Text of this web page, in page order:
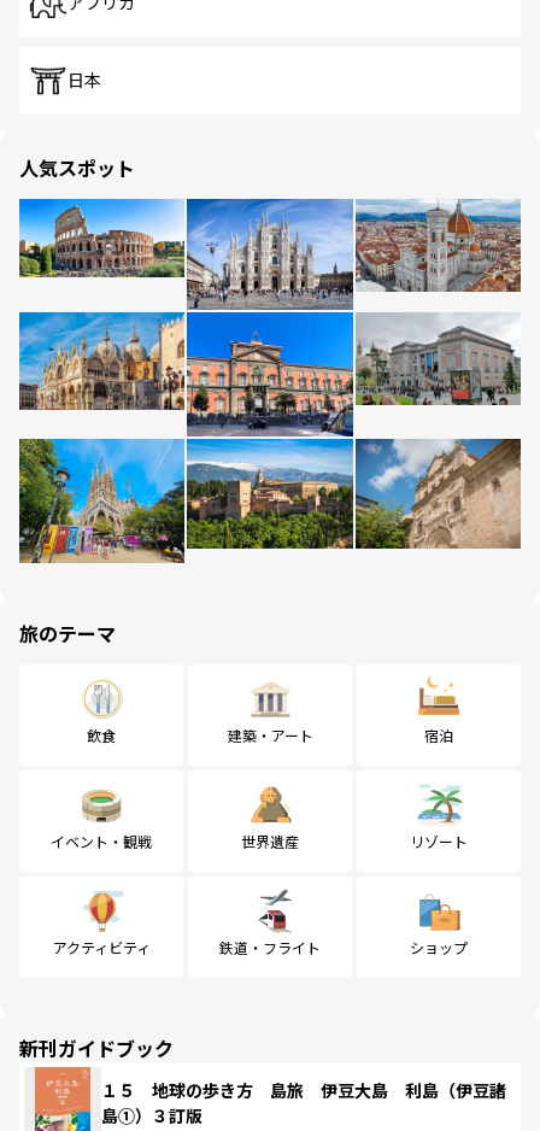
日本
人気スポット
旅のテーマ
飲食 建築・アート 宿泊
イベント・観戦 世界遺産 リゾート
アクティビティ 鉄道・フライト ショップ
新刊ガイドブック
１５ 地球の歩き方 島旅 伊豆大島 利島（伊豆諸
島①）３訂版